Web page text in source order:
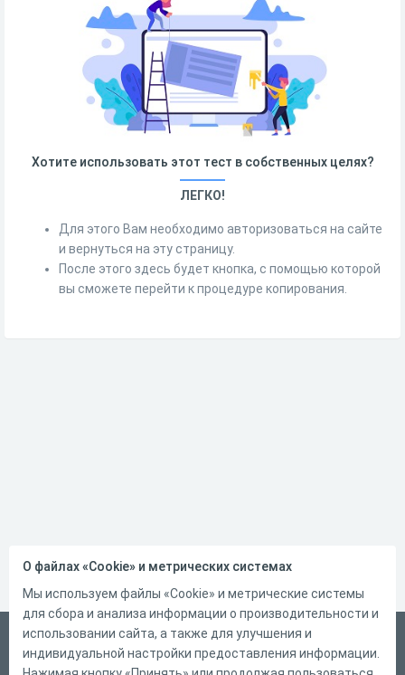
Хотите использовать этот тест в собственных целях?
ЛЕГКО!
Для этого Вам необходимо авторизоваться на сайте
и вернуться на эту страницу.
После этого здесь будет кнопка, с помощью которой
вы сможете перейти к процедуре копирования.
Русский
Справка
О файлах «Cookie» и метрических системах
Мы используем файлы «Cookie» и метрические системы
для сбора и анализа информации о производительности и
использовании сайта, а также для улучшения и
индивидуальной настройки предоставления информации.